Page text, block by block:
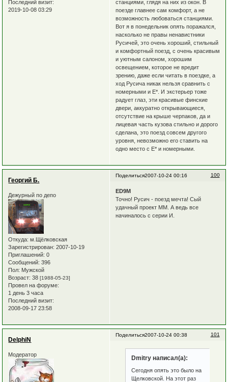
Последний визит:
2019-10-08 03:29
станциями, глядя на них из окон. В
поезде главнее сам комфорт, а не
возможность любоваться станциями.
Вот я в понедельник опять поражался,
насколько не правы ненавистники
Русичей, это очень хороший, стильный
и комфортный поезд, с очень красивым
и уютным салоном, хорошим
освещением, которое не вредит
зрению, даже если читать в поездке, а
ход Русича никак нельзя сравнить с
номерными и Е*. И экстерьер тоже
радует глаз, эти красивые финские
двери, аккуратно открывающиеся,
отсутствие на крыше черпаков, да и
лицевая часть кузова стильно и дорого
сделана, это поезд совсем другого
уровня, невозможно его ставить на
одно место с Е* и номерными.
Поделиться 100
2007-10-24 00:16
Георгий Б.
Дежурный по депо
Откуда: м.Щёлковская
Зарегистрирован: 2007-10-19
Приглашений: 0
Сообщений: 396
Пол: Мужской
Возраст: 38[1988-05-23]
Провел на форуме:
1 день 3 часа
Последний визит:
2008-09-17 23:58
ED9M
Точно! Русич - поезд мечта! Сый
удачный проект ММ. А ведь все
начиналось с серии И.
Поделиться 101
2007-10-24 00:38
DelphiN
Модератор Dmitry написал(а):
Сегодня опять это было на
Щелковской. На этот раз